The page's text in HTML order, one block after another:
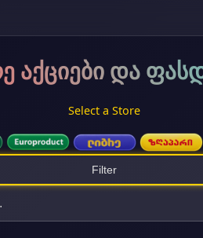
აქციები და
Select a Store
Filter